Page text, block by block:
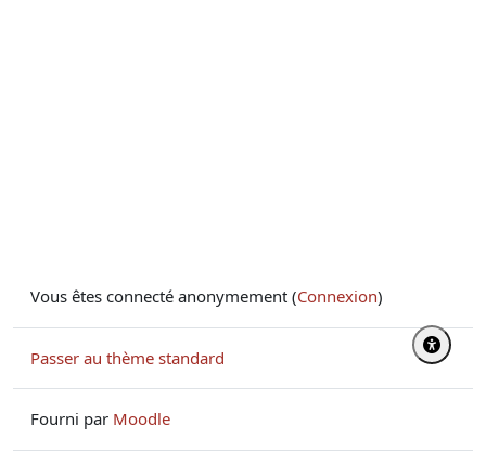
Vous êtes connecté anonymement (Connexion)
Passer au thème standard
Fourni par Moodle